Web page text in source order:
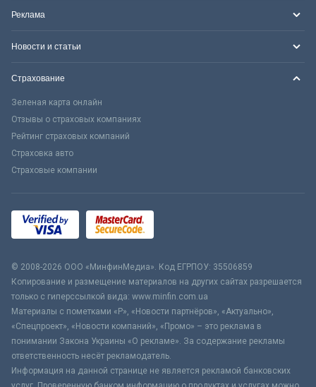
Реклама
Новости и статьи
Страхование
Зеленая карта онлайн
Отзывы о страховых компаниях
Рейтинг страховых компаний
Страховка авто
Страховые компании
© 2008-2026 ООО «МинфинМедиа». Код ЕГРПОУ: 35506859
Копирование и размещение материалов на других сайтах разрешается
только с гиперссылкой вида: www.minfin.com.ua
Материалы с пометками «Р», «Новости партнёров», «Актуально»,
«Спецпроект», «Новости компаний», «Промо» – это реклама в
понимании Закона Украины «О рекламе». За содержание рекламы
ответственность несёт рекламодатель.
Информация на данной странице не является рекламой банковских